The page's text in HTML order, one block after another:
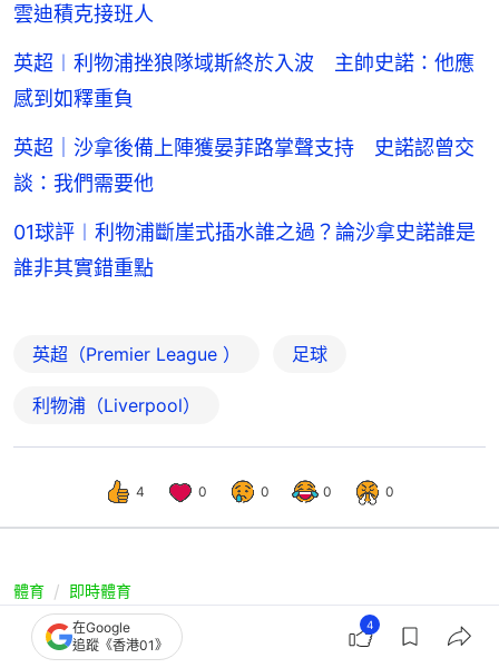
雲迪積克接班人
英超︱利物浦挫狼隊域斯終於入波 主帥史諾：他應
感到如釋重負
英超｜沙拿後備上陣獲晏菲路掌聲支持 史諾認曾交
談：我們需要他
01球評︱利物浦斷崖式插水誰之過？論沙拿史諾誰是
誰非其實錯重點
英超（Premier League ） 足球
利物浦（Liverpool）
4 0 0 0 0
體育 即時體育
英超｜韋斯咸悶和水晶宮 昔日舊帥送
在Google
追蹤《香港01》
4